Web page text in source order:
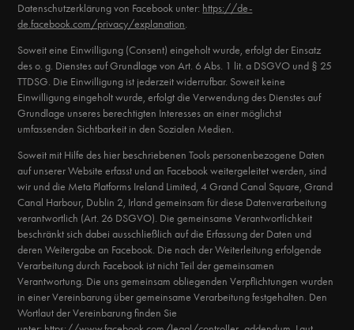
Datenschutzerklärung von Facebook unter: https://de-
de.facebook.com/privacy/explanation.
Soweit eine Einwilligung (Consent) eingeholt wurde, erfolgt der Einsatz
des o. g. Dienstes auf Grundlage von Art. 6 Abs. 1 lit. a DSGVO und § 25
TTDSG. Die Einwilligung ist jederzeit widerrufbar. Soweit keine
Einwilligung eingeholt wurde, erfolgt die Verwendung des Dienstes auf
Grundlage unseres berechtigten Interesses an einer möglichst
umfassenden Sichtbarkeit in den Sozialen Medien.
Soweit mit Hilfe des hier beschriebenen Tools personenbezogene Daten
auf unserer Website erfasst und an Facebook weitergeleitet werden, sind
wir und die Meta Platforms Ireland Limited, 4 Grand Canal Square, Grand
Canal Harbour, Dublin 2, Irland gemeinsam für diese Datenverarbeitung
verantwortlich (Art. 26 DSGVO). Die gemeinsame Verantwortlichkeit
beschränkt sich dabei ausschließlich auf die Erfassung der Daten und
deren Weitergabe an Facebook. Die nach der Weiterleitung erfolgende
Verarbeitung durch Facebook ist nicht Teil der gemeinsamen
Verantwortung. Die uns gemeinsam obliegenden Verpflichtungen wurden
in einer Vereinbarung über gemeinsame Verarbeitung festgehalten. Den
Wortlaut der Vereinbarung finden Sie